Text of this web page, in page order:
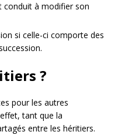
conduit à modifier son
si celle-ci comporte des
?
pour les autres
tant que la
entre les héritiers.